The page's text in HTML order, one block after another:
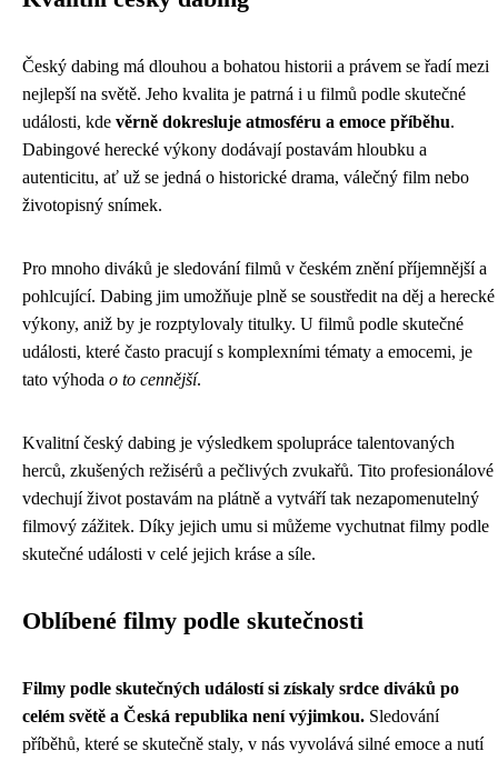
Český dabing má dlouhou a bohatou historii a právem se řadí mezi
nejlepší na světě. Jeho kvalita je patrná i u filmů podle skutečné
události, kde věrně dokresluje atmosféru a emoce příběhu.
Dabingové herecké výkony dodávají postavám hloubku a
autenticitu, ať už se jedná o historické drama, válečný film nebo
životopisný snímek.
Pro mnoho diváků je sledování filmů v českém znění příjemnější a
pohlcující. Dabing jim umožňuje plně se soustředit na děj a herecké
výkony, aniž by je rozptylovaly titulky. U filmů podle skutečné
události, které často pracují s komplexními tématy a emocemi, je
tato výhoda o to cennější.
Kvalitní český dabing je výsledkem spolupráce talentovaných
herců, zkušených režisérů a pečlivých zvukařů. Tito profesionálové
vdechují život postavám na plátně a vytváří tak nezapomenutelný
filmový zážitek. Díky jejich umu si můžeme vychutnat filmy podle
skutečné události v celé jejich kráse a síle.
Oblíbené filmy podle skutečnosti
Filmy podle skutečných událostí si získaly srdce diváků po
celém světě a Česká republika není výjimkou. Sledování
příběhů, které se skutečně staly, v nás vyvolává silné emoce a nutí